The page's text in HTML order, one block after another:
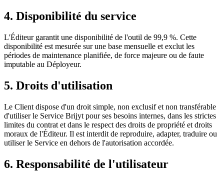
4. Disponibilité du service
L'Éditeur garantit une disponibilité de l'outil de 99,9 %. Cette
disponibilité est mesurée sur une base mensuelle et exclut les
périodes de maintenance planifiée, de force majeure ou de faute
imputable au Déployeur.
5. Droits d'utilisation
Le Client dispose d'un droit simple, non exclusif et non transférable
d'utiliser le Service Brijyt pour ses besoins internes, dans les strictes
limites du contrat et dans le respect des droits de propriété et droits
moraux de l'Éditeur. Il est interdit de reproduire, adapter, traduire ou
utiliser le Service en dehors de l'autorisation accordée.
6. Responsabilité de l'utilisateur